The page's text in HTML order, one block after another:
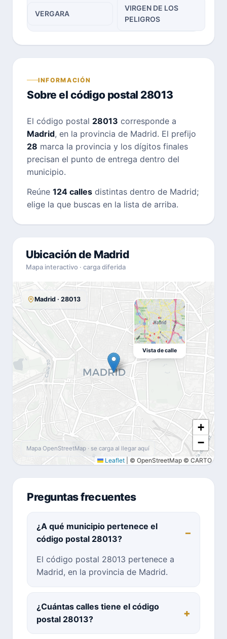
VERGARA
VIRGEN DE LOS
PELIGROS
INFORMACIÓN
Sobre el código postal 28013
El código postal 28013 corresponde a
Madrid, en la provincia de Madrid. El prefijo
28 marca la provincia y los dígitos finales
precisan el punto de entrega dentro del
municipio.
Reúne 124 calles distintas dentro de Madrid;
elige la que buscas en la lista de arriba.
Ubicación de Madrid
Mapa interactivo · carga diferida
+
−
Leaflet © OpenStreetMap © CARTO
Madrid · 28013
Vista de calle
Mapa OpenStreetMap · se carga al llegar aquí
Preguntas frecuentes
¿A qué municipio pertenece el
código postal 28013?
El código postal 28013 pertenece a
Madrid, en la provincia de Madrid.
¿Cuántas calles tiene el código
postal 28013?